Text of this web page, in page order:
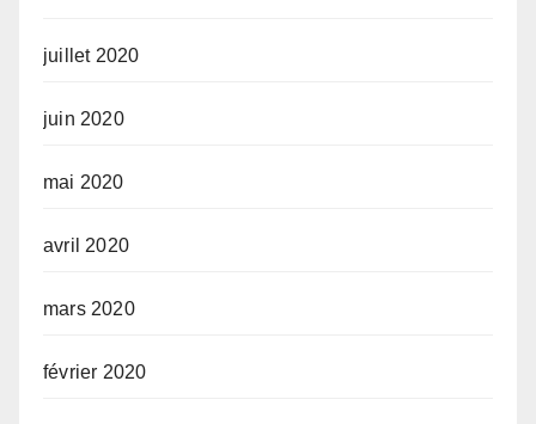
juillet 2020
juin 2020
mai 2020
avril 2020
mars 2020
février 2020